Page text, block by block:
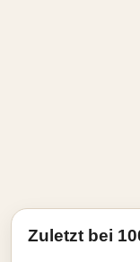
Zuletzt bei